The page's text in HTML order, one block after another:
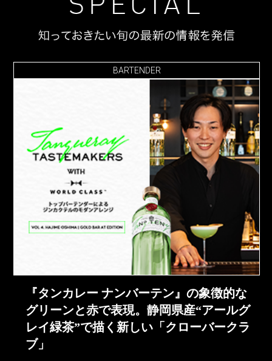
BARTENDER
『タンカレー ナンバーテン』の象徴的な
グリーンと赤で表現。静岡県産“アールグ
レイ緑茶”で描く新しい「クローバークラ
ブ」